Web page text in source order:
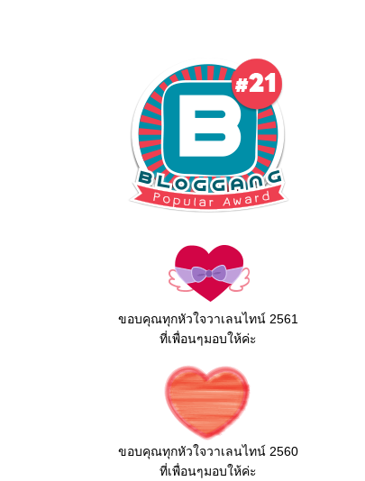
ขอบคุณทุกหัวใจวาเลนไทน์ 2561
ที่เพื่อนๆมอบให้ค่ะ
ขอบคุณทุกหัวใจวาเลนไทน์ 2560
ที่เพื่อนๆมอบให้ค่ะ